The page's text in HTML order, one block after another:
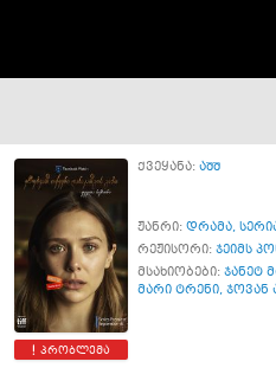
პრობლემა
ქვეყანა: აშშ
ჟანრი: დრამა,
რეჟისორი: ჯეიმს
მსახიობები: ჯანეტ
მარი ტრენი, ჯოვან